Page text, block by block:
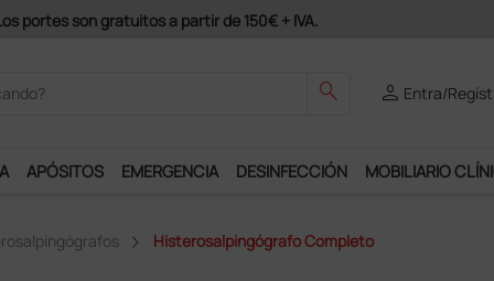
disfrutar de muchos servicios exclusivos.
search person Entra/
APÓSITOS EMERGENCIA DESINFECCIÓN MOBILIARIO
Histerosalpingógrafo Completo